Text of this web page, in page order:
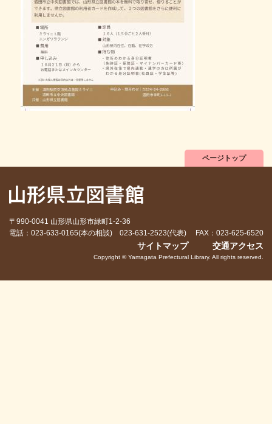
ページトップ
〒990-0041 山形県山形市緑町1-2-36
電話：023-633-0165(本の相談) 023-631-2523(代表) FAX：023-625-6520
サイトマップ 交通アクセス
Copyright © Yamagata Prefectural Library. All rights reserved.